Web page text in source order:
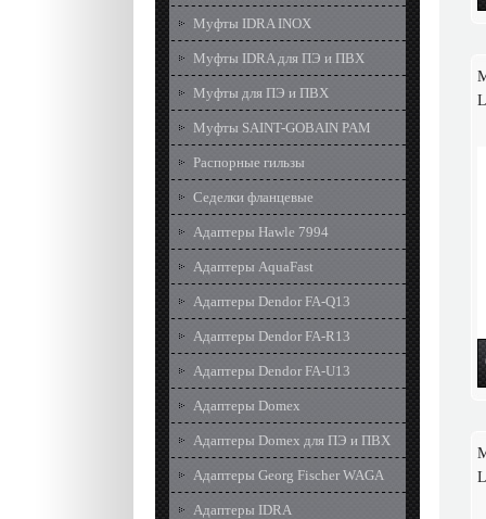
Муфты IDRA INOX
Муфты IDRA для ПЭ и ПВХ
Муфты для ПЭ и ПВХ
Муфты SAINT-GOBAIN PAM
Распорные гильзы
Седелки фланцевые
Адаптеры Hawle 7994
Адаптеры AquaFast
Адаптеры Dendor FA-Q13
Адаптеры Dendor FA-R13
Адаптеры Dendor FA-U13
Адаптеры Domex
Адаптеры Domex для ПЭ и ПВХ
Адаптеры Georg Fischer WAGA
Адаптеры IDRA